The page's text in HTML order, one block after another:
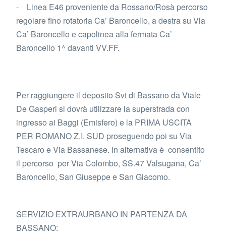
- Linea E46 proveniente da Rossano/Rosà percorso
regolare fino rotatoria Ca’ Baroncello, a destra su Via
Ca’ Baroncello e capolinea alla fermata Ca’
Baroncello 1^ davanti VV.FF.
Per raggiungere il deposito Svt di Bassano da Viale
De Gasperi si dovrà utilizzare la superstrada con
ingresso ai Baggi (Emisfero) e la PRIMA USCITA
PER ROMANO Z.I. SUD proseguendo poi su Via
Tescaro e Via Bassanese. In alternativa è consentito
il percorso per Via Colombo, SS.47 Valsugana, Ca’
Baroncello, San Giuseppe e San Giacomo.
SERVIZIO EXTRAURBANO IN PARTENZA DA
BASSANO: